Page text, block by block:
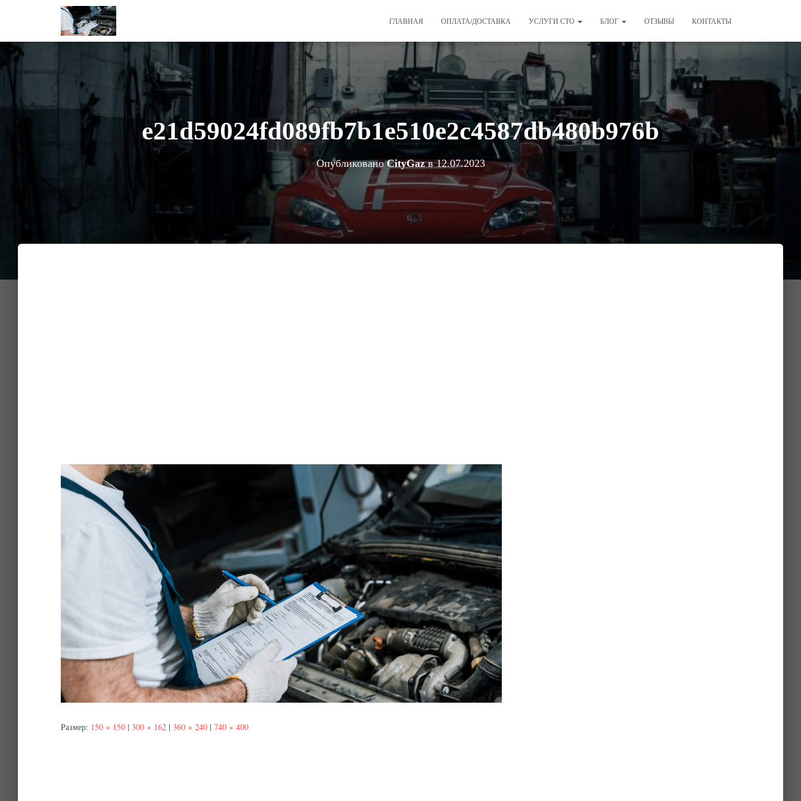
ГЛАВНАЯ ОПЛАТА/ДОСТАВКА УСЛУГИ СТО БЛОГ ОТЗЫВЫ КОНТАКТЫ
e21d59024fd089fb7b1e510e2c4587db480b976b
ОпубликованоCityGazв12.07.2023
Размер: 150 × 150 | 300 × 162 | 360 × 240 | 740 × 400